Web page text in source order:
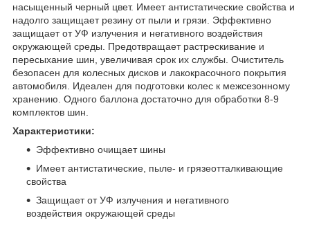
насыщенный черный цвет. Имеет антистатические свойства и
надолго защищает резину от пыли и грязи. Эффективно
защищает от УФ излучения и негативного воздействия
окружающей среды. Предотвращает растрескивание и
пересыхание шин, увеличивая срок их службы. Очиститель
безопасен для колесных дисков и лакокрасочного покрытия
автомобиля. Идеален для подготовки колес к межсезонному
хранению. Одного баллона достаточно для обработки 8-9
комплектов шин.
Характеристики:
Эффективно очищает шины
Имеет антистатические, пыле- и грязеотталкивающие
свойства
Защищает от УФ излучения и негативного
воздействия окружающей среды